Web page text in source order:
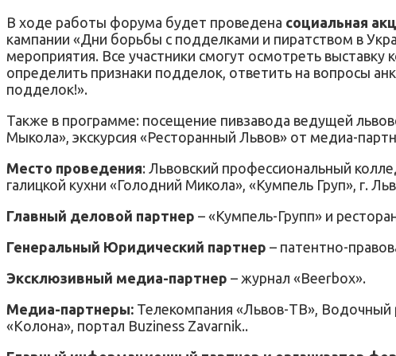
В ходе работы форума будет проведена социальная
кампании «Дни борьбы с подделками и пиратством в
мероприятия. Все участники смогут осмотреть
определить признаки подделок, ответить на вопросы
подделок!».
Также в программе: посещение пивзавода ведущей
Мыкола», экскурсия «Ресторанный Львов» от медиа-
Место проведения: Львовский профессиональный
галицкой кухни «Голодний Микола», «Кумпель Груп», г.
Главный деловой партнер – «Кумпель-Групп» и
Генеральный Юридический партнер – патентно-
Эксклюзивный медиа-партнер – журнал «Beerbox».
Медиа-партнеры: Телекомпания «Львов-ТВ», Водочный
«Колона», портал Buziness Zavarnik..